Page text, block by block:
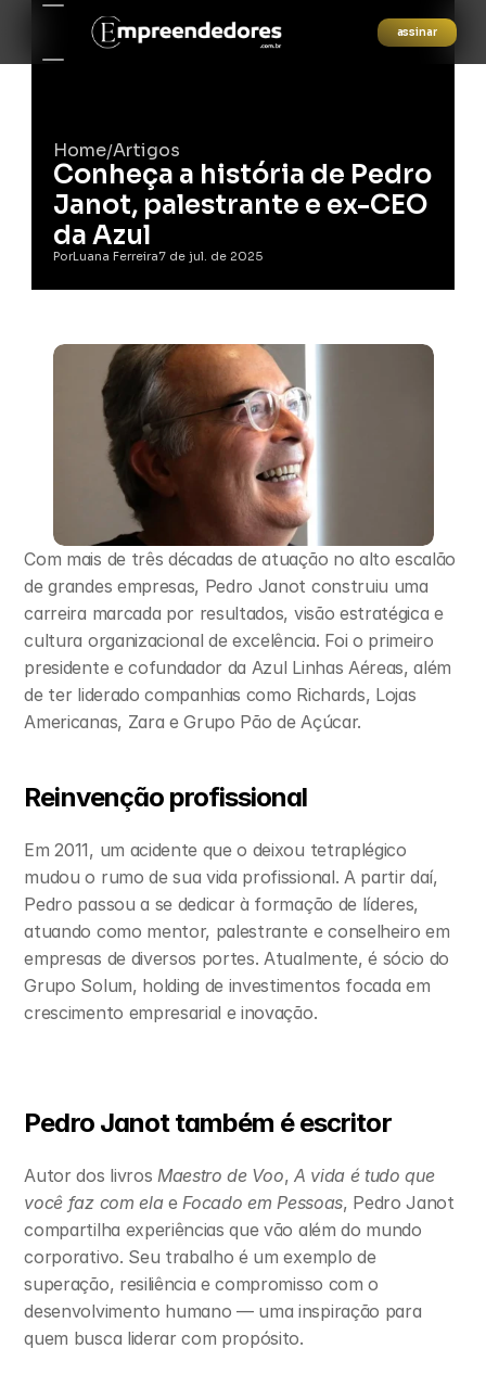
assinar
Home/Artigos
Conheça a história de Pedro
Janot, palestrante e ex-CEO
da Azul
PorLuana Ferreira7 de jul. de 2025
Com mais de três décadas de atuação no alto escalão
de grandes empresas, Pedro Janot construiu uma
carreira marcada por resultados, visão estratégica e
cultura organizacional de excelência. Foi o primeiro
presidente e cofundador da Azul Linhas Aéreas, além
de ter liderado companhias como Richards, Lojas
Americanas, Zara e Grupo Pão de Açúcar.
Reinvenção profissional
Em 2011, um acidente que o deixou tetraplégico
mudou o rumo de sua vida profissional. A partir daí,
Pedro passou a se dedicar à formação de líderes,
atuando como mentor, palestrante e conselheiro em
empresas de diversos portes. Atualmente, é sócio do
Grupo Solum, holding de investimentos focada em
crescimento empresarial e inovação.
Pedro Janot também é escritor
Autor dos livros Maestro de Voo, A vida é tudo que
você faz com ela e Focado em Pessoas, Pedro Janot
compartilha experiências que vão além do mundo
corporativo. Seu trabalho é um exemplo de
superação, resiliência e compromisso com o
desenvolvimento humano — uma inspiração para
quem busca liderar com propósito.